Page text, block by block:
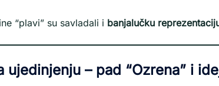
“plavi” su savladali i banjalučku
ujedinjenju – pad “Ozrena” i